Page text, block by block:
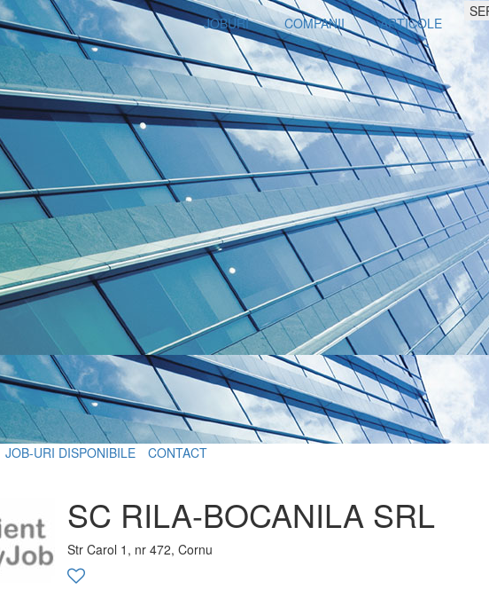
JOBURI COMPANII ARTICOLE
JOB-URI DISPONIBILE CONTACT
SC RILA-BOCANILA SRL
Str Carol 1, nr 472, Cornu